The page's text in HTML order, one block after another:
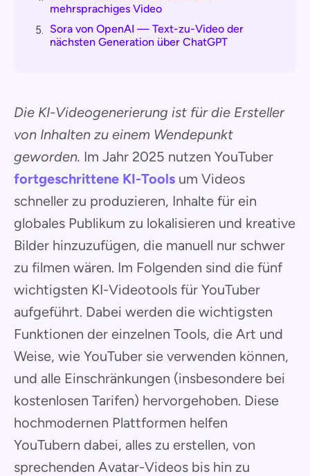
mehrsprachiges Video
5. Sora von OpenAI — Text-zu-Video der
nächsten Generation über ChatGPT
Die KI-Videogenerierung ist für die Ersteller
von Inhalten zu einem Wendepunkt
geworden. Im Jahr 2025 nutzen YouTuber
fortgeschrittene KI-Tools um Videos
schneller zu produzieren, Inhalte für ein
globales Publikum zu lokalisieren und kreative
Bilder hinzuzufügen, die manuell nur schwer
zu filmen wären. Im Folgenden sind die fünf
wichtigsten KI-Videotools für YouTuber
aufgeführt. Dabei werden die wichtigsten
Funktionen der einzelnen Tools, die Art und
Weise, wie YouTuber sie verwenden können,
und alle Einschränkungen (insbesondere bei
kostenlosen Tarifen) hervorgehoben. Diese
hochmodernen Plattformen helfen
YouTubern dabei, alles zu erstellen, von
sprechenden Avatar-Videos bis hin zu